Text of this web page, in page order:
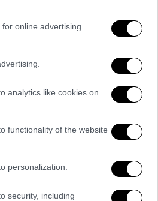
online advertising
analytics like cookies on
functionality of the website
personalization.
security, including
επιθέσεις
ούτε
ο Ισραηλινός
και να